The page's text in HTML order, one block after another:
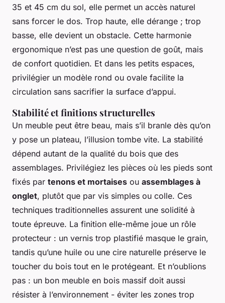
35 et 45 cm du sol, elle permet un accès naturel
sans forcer le dos. Trop haute, elle dérange ; trop
basse, elle devient un obstacle. Cette harmonie
ergonomique n’est pas une question de goût, mais
de confort quotidien. Et dans les petits espaces,
privilégier un modèle rond ou ovale facilite la
circulation sans sacrifier la surface d’appui.
Stabilité et finitions structurelles
Un meuble peut être beau, mais s’il branle dès qu’on
y pose un plateau, l’illusion tombe vite. La stabilité
dépend autant de la qualité du bois que des
assemblages. Privilégiez les pièces où les pieds sont
fixés par tenons et mortaises ou assemblages à
onglet, plutôt que par vis simples ou colle. Ces
techniques traditionnelles assurent une solidité à
toute épreuve. La finition elle-même joue un rôle
protecteur : un vernis trop plastifié masque le grain,
tandis qu’une huile ou une cire naturelle préserve le
toucher du bois tout en le protégeant. Et n’oublions
pas : un bon meuble en bois massif doit aussi
résister à l’environnement - éviter les zones trop